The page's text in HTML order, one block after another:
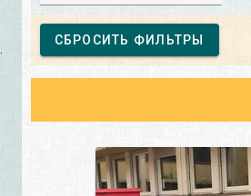
СБРОСИТЬ ФИЛЬТРЫ